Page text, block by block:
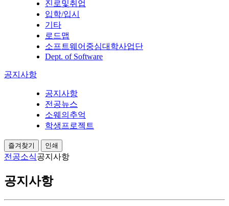
진로및취업
입학/입시
기타
로드맵
소프트웨어중심대학사업단
Dept. of Software
공지사항
공지사항
전공뉴스
소웨의추억
학생프로젝트
즐겨찾기 인쇄
전공소식공지사항
공지사항